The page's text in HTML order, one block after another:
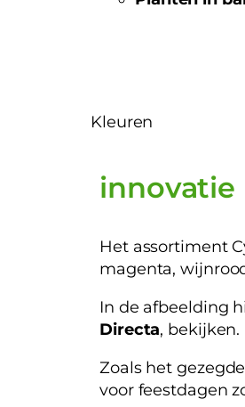
Kleuren
innovatie
Het assortiment
magenta,
In de afbeelding
Directa, bekijken.
Zoals het
voor feestdagen